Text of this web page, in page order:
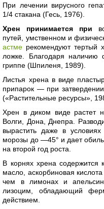
При лечении вирусного
1/4 стакана (Гесь, 1976).
Хрен принимается при
путей, умственном и
астме рекомендуют
ложке. Благодаря наличию
гриппе (Шпиленя, 1989).
Листья хрена в виде
припарок — при
(«Растительные ресурсы»,
Хрен в диком виде растет
Волги, Дона, Днепра.
вырастить даже в
морозы до —45° и дает
на второй год роста.
В корнях хрена
масло, аскорбиновая
чем в лимонах и
лизоцим, обладающий
действием.